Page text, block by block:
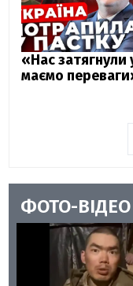
«Нас затягнули
маємо
ФОТО-ВІДЕО